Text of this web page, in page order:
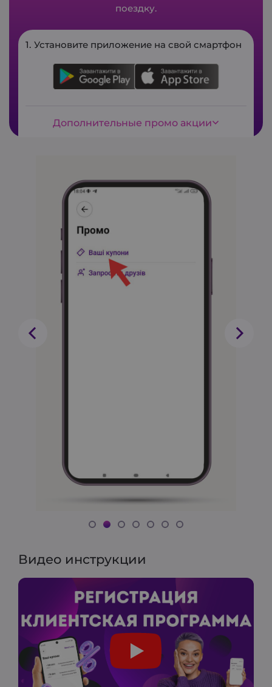
поездку.
Установите приложение на свой смартфон
Дополнительные промо акции
Видео инструкции